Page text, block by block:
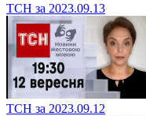
ТСН за 2023.09.13
ТСН за 2023.09.12